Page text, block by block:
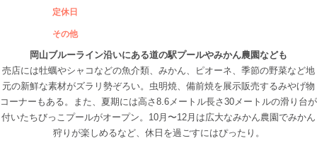
定休日
その他
岡山ブルーライン沿いにある道の駅プールやみかん農園なども
売店には牡蠣やシャコなどの魚介類、みかん、ピオーネ、季節の野菜など地
元の新鮮な素材がズラリ勢ぞろい。虫明焼、備前焼を展示販売するみやげ物
コーナーもある。また、夏期には高さ8.6メートル長さ30メートルの滑り台が
付いたちびっこプールがオープン。10月〜12月は広大なみかん農園でみかん
狩りが楽しめるなど、休日を過ごすにはぴったり。